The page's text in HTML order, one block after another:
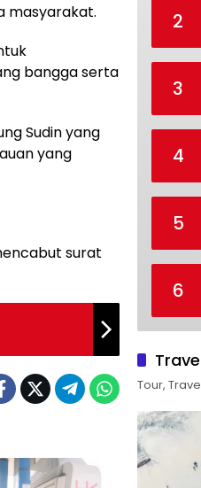
masyarakat.
bangga serta
Sudin yang
yang
surat
2
3
4
5
6
Tour,